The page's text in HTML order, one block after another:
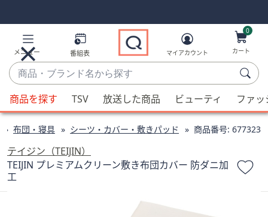
Links
Links2
メニュー 番組表
商
品・
ブ
ラ
ン
名
か
ら
候
補
利
用
可
能
マイアカウント
0
カート
商品を探す TSV 放送した商品 ビューティ ファ
布団・寝具 シーツ・カバー・敷きパッド 商品番号: 677323
テイジン（TEIJIN）
TEIJIN プレミアムクリーン敷き布団カバー 防ダニ加
工